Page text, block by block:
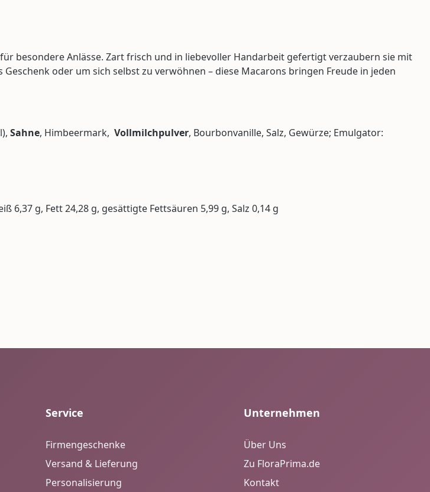
besondere Anlässe. Zart frisch und in liebevoller Handarbeit gefertigt verzaubern sie mit
oder um sich selbst zu verwöhnen – diese Macarons bringen Freude in jeden
Sahne, Himbeermark, Vollmilchpulver, Bourbonvanille, Salz, Gewürze; Emulgator:
6,37 g, Fett 24,28 g, gesättigte Fettsäuren 5,99 g, Salz 0,14 g
Service
Firmengeschenke
Versand & Lieferung
Personalisierung
Unternehmen
Über Uns
Zu FloraPrima.de
Kontakt